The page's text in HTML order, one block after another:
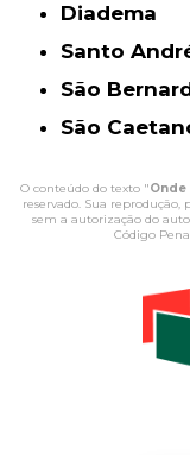
Diadema
Santo
São
São
O conteúdo do texto "
reservado. Sua
sem a autorização do
Código